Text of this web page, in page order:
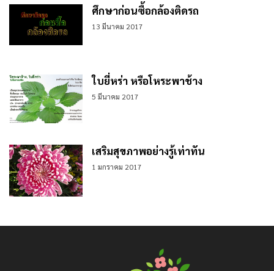
ศึกษาก่อนซื้อกล้องติดรถ
13 มีนาคม 2017
ใบยี่หร่า หรือโหระพาช้าง
5 มีนาคม 2017
เสริมสุขภาพอย่างรู้เท่าทัน
1 มกราคม 2017